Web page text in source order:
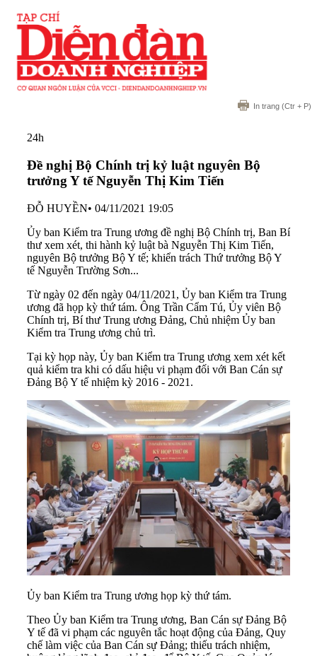
In trang (Ctr + P)
24h
Đề nghị Bộ Chính trị kỷ luật nguyên Bộ
trưởng Y tế Nguyễn Thị Kim Tiến
ĐỖ HUYỀN• 04/11/2021 19:05
Ủy ban Kiểm tra Trung ương đề nghị Bộ Chính trị, Ban Bí
thư xem xét, thi hành kỷ luật bà Nguyễn Thị Kim Tiến,
nguyên Bộ trưởng Bộ Y tế; khiển trách Thứ trưởng Bộ Y
tế Nguyễn Trường Sơn...
Từ ngày 02 đến ngày 04/11/2021, Ủy ban Kiểm tra Trung
ương đã họp kỳ thứ tám. Ông Trần Cẩm Tú, Ủy viên Bộ
Chính trị, Bí thư Trung ương Đảng, Chủ nhiệm Ủy ban
Kiểm tra Trung ương chủ trì.
Tại kỳ họp này, Ủy ban Kiểm tra Trung ương xem xét kết
quả kiểm tra khi có dấu hiệu vi phạm đối với Ban Cán sự
Đảng Bộ Y tế nhiệm kỳ 2016 - 2021.
Ủy ban Kiểm tra Trung ương họp kỳ thứ tám.
Theo Ủy ban Kiểm tra Trung ương, Ban Cán sự Đảng Bộ
Y tế đã vi phạm các nguyên tắc hoạt động của Đảng, Quy
chế làm việc của Ban Cán sự Đảng; thiếu trách nhiệm,